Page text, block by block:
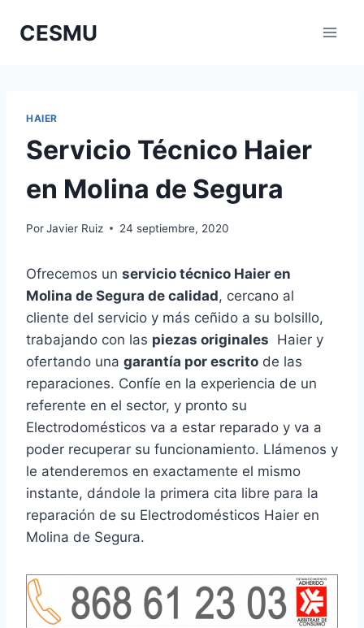
CESMU
HAIER
Servicio Técnico Haier
en Molina de Segura
PorJavier Ruiz 24 septiembre, 2020
Ofrecemos un servicio técnico Haier en
Molina de Segura de calidad, cercano al
cliente del servicio y más ceñido a su bolsillo,
trabajando con las piezas originales Haier y
ofertando una garantía por escrito de las
reparaciones. Confíe en la experiencia de un
referente en el sector, y pronto su
Electrodomésticos va a estar reparado y va a
poder recuperar su funcionamiento. Llámenos y
le atenderemos en exactamente el mismo
instante, dándole la primera cita libre para la
reparación de su Electrodomésticos Haier en
Molina de Segura.